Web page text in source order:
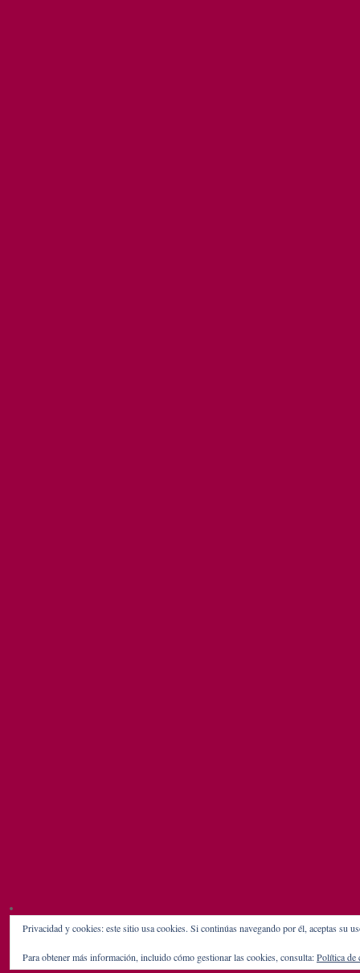
Privacidad y cookies: este sitio usa cookies. Si continúas navegando por él, aceptas su
Para obtener más información, incluido cómo gestionar las cookies, consulta:Política de